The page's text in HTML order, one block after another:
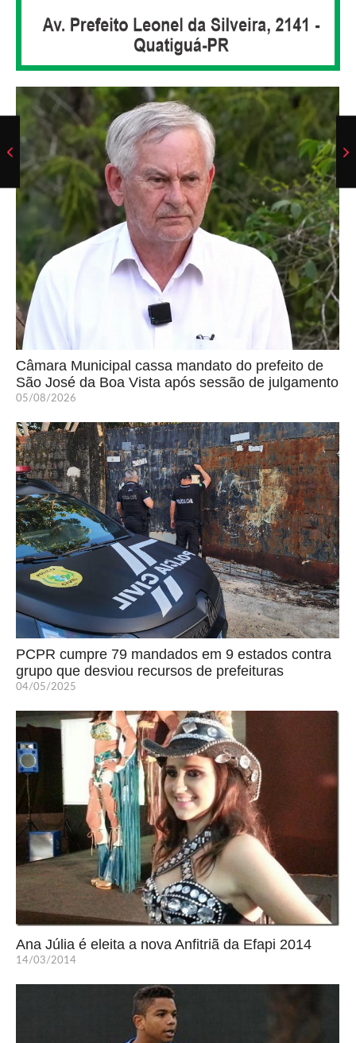
Câmara Municipal cassa mandato do prefeito de
São José da Boa Vista após sessão de julgamento
05/08/2026
PCPR cumpre 79 mandados em 9 estados contra
grupo que desviou recursos de prefeituras
04/05/2025
Ana Júlia é eleita a nova Anfitriã da Efapi 2014
14/03/2014